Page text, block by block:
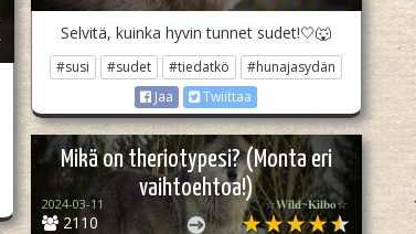
Selvitä, kuinka hyvin tunnet sudet!🤍🐺
#susi #sudet #tiedatkö
#hunajasydän
Jaa
Twiittaa
Mikä on theriotypesi? (Monta eri
vaihtoehtoa!)
2110
2024-03-11 ☆𝐖𝐢𝐥𝐝~𝐊𝐢𝐥𝐛𝐨☆